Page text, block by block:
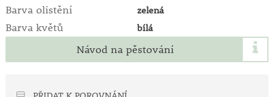
Barva olistění zelená
Barva květů bílá
Návod na pěstování